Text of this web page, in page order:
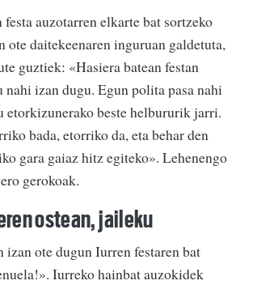
auzotarren elkarte bat sortzeko
ote daitekeenaren inguruan galdetuta,
guztiek: «Hasiera batean festan
nahi izan dugu. Egun polita pasa nahi
etorkizunerako beste helbururik jarri.
bada, etorriko da, eta behar den
gara gaiaz hitz egiteko». Lehenengo
gerokoak.
ostean, jaileku
izan ote dugun Iurren festaren bat
Iurreko hainbat auzokidek